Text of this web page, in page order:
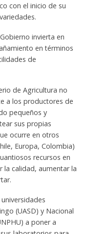
con el inicio de su
invierta en
en términos
de
de Agricultura no
a los productores de
pequeños y
sus propias
ocurre en otros
Europa, Colombia)
recursos en
la calidad, aumentar la
(UASD) y Nacional
a poner a